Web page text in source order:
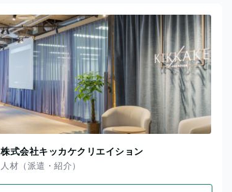
株式会社キッカケクリエイション
人材（派遣・紹介）